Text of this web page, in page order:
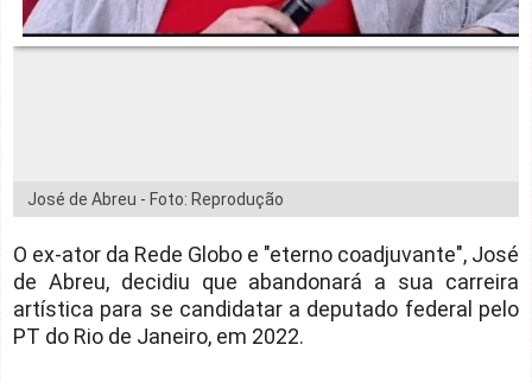
José de Abreu - Foto: Reprodução
O ex-ator da Rede Globo e "eterno coadjuvante", José
de Abreu, decidiu que abandonará a sua carreira
artística para se candidatar a deputado federal pelo
PT do Rio de Janeiro, em 2022.